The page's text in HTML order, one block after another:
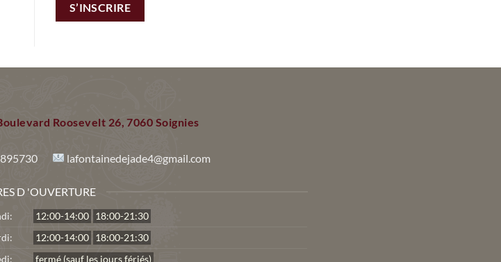
S’INSCRIRE
Roosevelt 26, 7060 Soignies
lafontainedejade4@gmail.com
D 'OUVERTURE
12:00-14:00 18:00-21:30
12:00-14:00 18:00-21:30
fermé (sauf les jours fériés)